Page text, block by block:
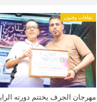
ثقافات وفنون
مهرجان الجرف يختتم دورته